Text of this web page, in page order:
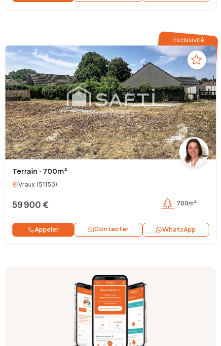
Exclusivité
Terrain - 700m²
Vraux (51150)
59 900 € 700m²
Appeler Contacter WhatsApp